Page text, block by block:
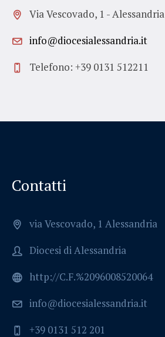
Via Vescovado, 1 - Alessandria
info@diocesialessandria.it
Telefono: +39 0131 512211
Contatti
via Vescovado, 1 Alessandria
Diocesi di Alessandria
http://C.F.%2096008520064
info@diocesialessandria.it
+39 0131 512 201